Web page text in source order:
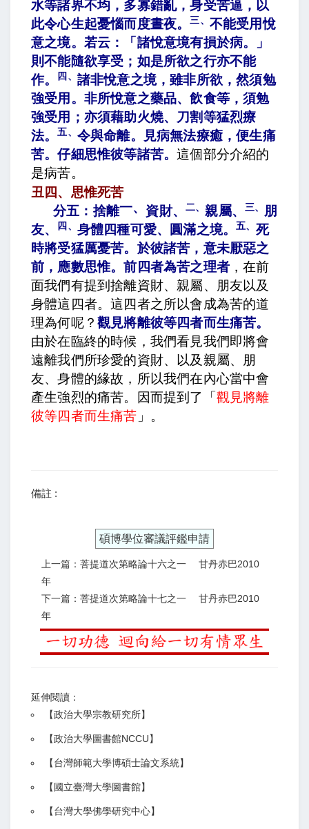
水等諸界不均，多寡錯亂，身受苦逼，以
此令心生起憂惱而度晝夜。三、 不能受用悅
意之境。若云：「諸悅意境有損於病。」
則不能隨欲享受；如是所欲之行亦不能
作。 四、 諸非悅意之境，雖非所欲，然須勉
強受用。非所悅意之藥品、飲食等，須勉
強受用；亦須藉助火燒、刀割等猛烈療
法。五、 令與命離。見病無法療癒，便生痛
苦。仔細思惟彼等諸苦。這個部分介紹的
是病苦。
丑四、思惟死苦
分五：捨離一、 資財、二、 親屬、三、
朋
友、 四、 身體四種可愛、圓滿之境。五、 死
時將受猛厲憂苦。於彼諸苦，意未厭惡之
前，應數思惟。前四者為苦之理者 ，在前
面我們有提到捨離資財、親屬、朋友以及
身體這四者。這四者之所以會成為苦的道
理為何呢？ 觀見將離彼等四者而生痛苦。
由於在臨終的時候，我們看見我們即將會
遠離我們所珍愛的資財、以及親屬、朋
友、身體的緣故，所以我們在內心當中會
產生強烈的痛苦。因而提到了「 觀見將離
彼等四者而生痛苦 」。
備註 :
碩博學位審議評鑑申請
上一篇：菩提道次第略論十六之一 甘丹赤巴2010
年
下一篇：菩提道次第略論十七之一 甘丹赤巴2010
年
延伸閱讀：
【政治大學宗教研究所】
【政治大學圖書館NCCU】
【台灣師範大學博碩士論文系統】
【 國立臺灣大學圖書館】
【台灣大學佛學研究中心】